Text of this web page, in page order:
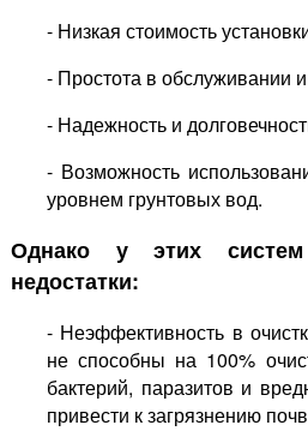
- Низкая стоимость
- Простота в обслуживании
- Надежность и
- Возможность
уровнем грунтовых вод.
Однако у этих
недостатки:
- Неэффективность в
не способны на 100%
бактерий, паразитов и
привести к загрязнению